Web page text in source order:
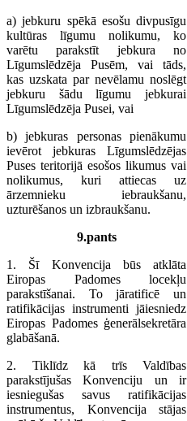
a) jebkuru spēkā esošu divpusīgu
kultūras līgumu nolikumu, ko
varētu parakstīt jebkura no
Līgumslēdzēja Pusēm, vai tāds,
kas uzskata par nevēlamu noslēgt
jebkuru šādu līgumu jebkurai
Līgumslēdzēja Pusei, vai
b) jebkuras personas pienākumu
ievērot jebkuras Līgumslēdzējas
Puses teritorijā esošos likumus vai
nolikumus, kuri attiecas uz
ārzemnieku iebraukšanu,
uzturēšanos un izbraukšanu.
9.pants
1. Šī Konvencija būs atklāta
Eiropas Padomes locekļu
parakstīšanai. To jāratificē un
ratifikācijas instrumenti jāiesniedz
Eiropas Padomes ģenerālsekretāra
glabāšanā.
2. Tiklīdz kā trīs Valdības
parakstījušas Konvenciju un ir
iesniegušas savus ratifikācijas
instrumentus, Konvencija stājas